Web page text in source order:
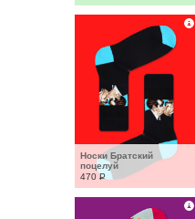
Носки Братский
поцелуй
470 Р